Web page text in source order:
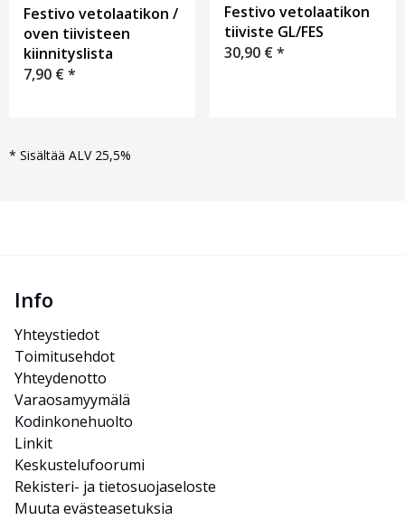
Festivo vetolaatikon /
oven tiivisteen
kiinnityslista
7,90 €*
Festivo vetolaatikon
tiiviste GL/FES
30,90 €*
* Sisältää ALV 25,5%
Info
Yhteystiedot
Toimitusehdot
Yhteydenotto
Varaosamyymälä
Kodinkonehuolto
Linkit
Keskustelufoorumi
Rekisteri- ja tietosuojaseloste
Muuta evästeasetuksia